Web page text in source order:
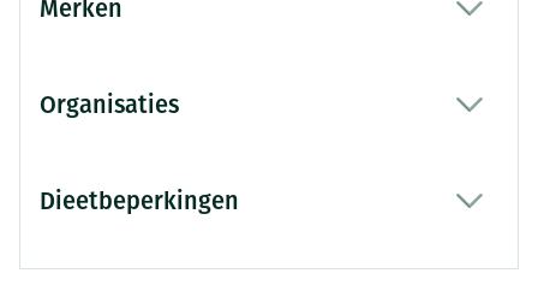
Merken
Organisaties
Dieetbeperkingen